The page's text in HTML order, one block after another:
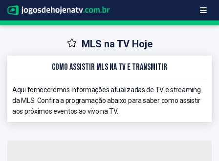
MLS na TV Hoje
Como Assistir MLS na TV e Transmitir
Aqui forneceremos informações atualizadas de TV e streaming
da MLS. Confira a programação abaixo para saber como assistir
aos próximos eventos ao vivo na TV.